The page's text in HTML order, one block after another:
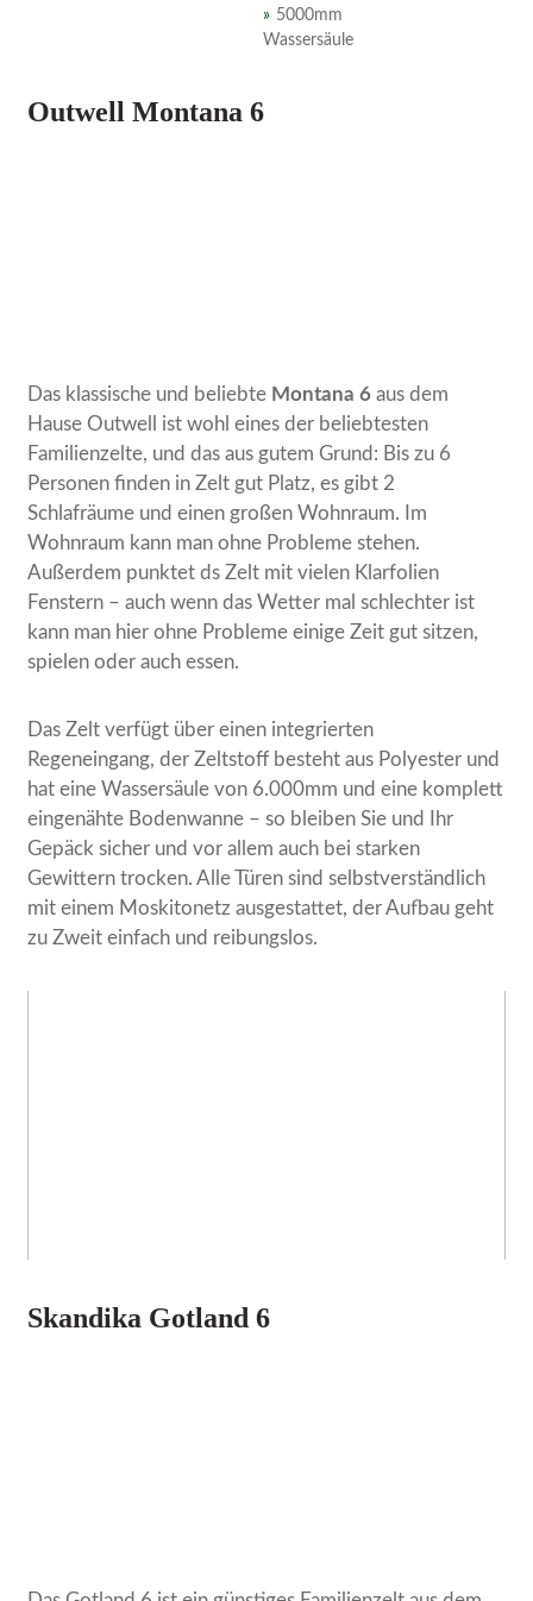
5000mm
Wassersäule
Outwell Montana 6
Das klassische und beliebte Montana 6 aus dem
Hause Outwell ist wohl eines der beliebtesten
Familienzelte, und das aus gutem Grund: Bis zu 6
Personen finden in Zelt gut Platz, es gibt 2
Schlafräume und einen großen Wohnraum. Im
Wohnraum kann man ohne Probleme stehen.
Außerdem punktet ds Zelt mit vielen Klarfolien
Fenstern – auch wenn das Wetter mal schlechter ist
kann man hier ohne Probleme einige Zeit gut sitzen,
spielen oder auch essen.
Das Zelt verfügt über einen integrierten
Regeneingang, der Zeltstoff besteht aus Polyester und
hat eine Wassersäule von 6.000mm und eine komplett
eingenähte Bodenwanne – so bleiben Sie und Ihr
Gepäck sicher und vor allem auch bei starken
Gewittern trocken. Alle Türen sind selbstverständlich
mit einem Moskitonetz ausgestattet, der Aufbau geht
zu Zweit einfach und reibungslos.
Skandika Gotland 6